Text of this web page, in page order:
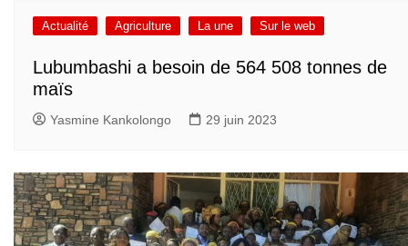
Actualité Agriculture La une Sur le web
Lubumbashi a besoin de 564 508 tonnes de
maïs
Yasmine Kankolongo 29 juin 2023